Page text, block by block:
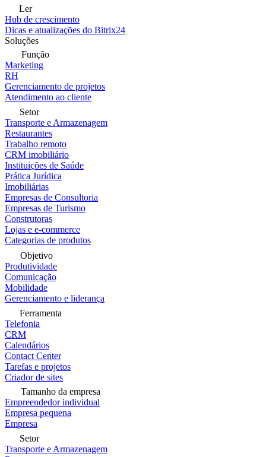
Ler
Hub de crescimento
Dicas e atualizações do Bitrix24
Soluções
Função
Marketing
RH
Gerenciamento de projetos
Atendimento ao cliente
Setor
Transporte e Armazenagem
Restaurantes
Trabalho remoto
CRM imobiliário
Instituições de Saúde
Prática Jurídica
Imobiliárias
Empresas de Consultoria
Empresas de Turismo
Construtoras
Lojas e e-commerce
Categorias de produtos
Objetivo
Produtividade
Comunicação
Mobilidade
Gerenciamento e liderança
Ferramenta
Telefonia
CRM
Calendários
Contact Center
Tarefas e projetos
Criador de sites
Tamanho da empresa
Empreendedor individual
Empresa pequena
Empresa
Setor
Transporte e Armazenagem